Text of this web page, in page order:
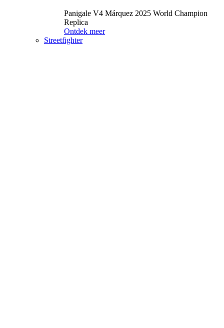
Panigale V4 Márquez 2025 World Champion
Replica
Ontdek meer
Streetfighter